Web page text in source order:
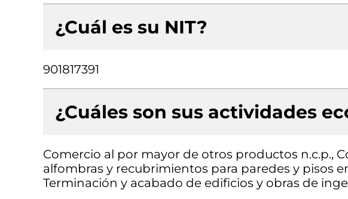
¿Cuál es su NIT?
901817391
¿Cuáles son sus actividades
Comercio al por mayor de otros productos n.c.p.,
alfombras y recubrimientos para paredes y pisos
Terminación y acabado de edificios y obras de